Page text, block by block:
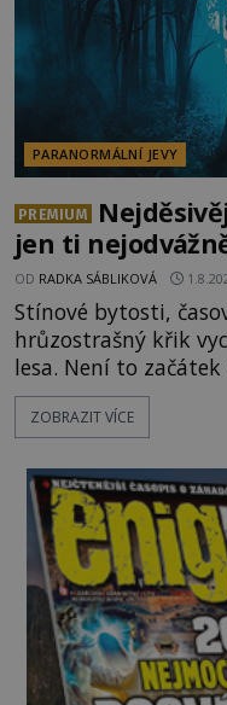
PARANORMÁLNÍ JEVY
PREMIUM
jen ti
OD RADKA SÁBLIKOVÁ
Stínové bytosti,
hrůzostrašný křik
lesa. Není to
události, které
označovány jako
vyhýbají! Už jste o
ZOBRAZIT VÍCE